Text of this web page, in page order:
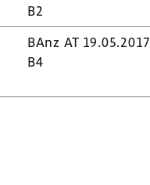
B2
BAnz AT 19.05.2017
B4